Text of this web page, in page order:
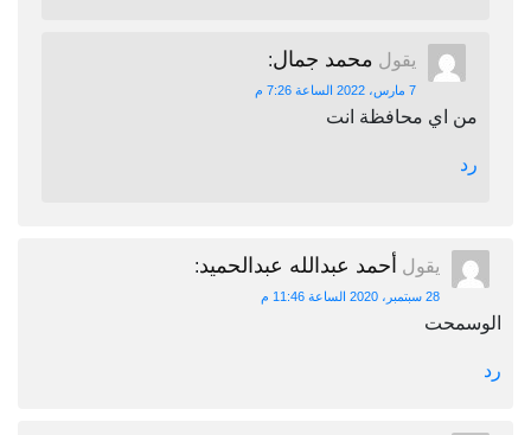
يقول محمد جمال:
7 مارس، 2022 الساعة 7:26 م
من اي محافظة انت
رد
يقول أحمد عبدالله عبدالحميد:
28 سبتمبر، 2020 الساعة 11:46 م
الوسمحت
رد